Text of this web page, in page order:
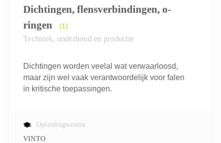
Dichtingen, flensverbindingen, o-
ringen
(1)
Techniek, onderhoud en productie
Dichtingen worden veelal wat verwaarloosd,
maar zijn wel vaak verantwoordelijk voor falen
in kritische toepassingen.
Opleidingscentra
VINTO